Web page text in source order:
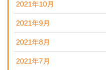
2021年10月
2021年9月
2021年8月
2021年7月